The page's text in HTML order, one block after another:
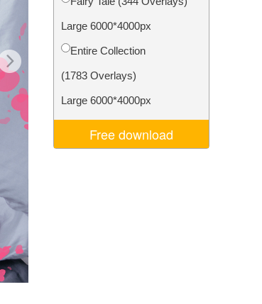
Large 6000*4000px
Entire Collection
(1783 Overlays)
Large 6000*4000px
Free download